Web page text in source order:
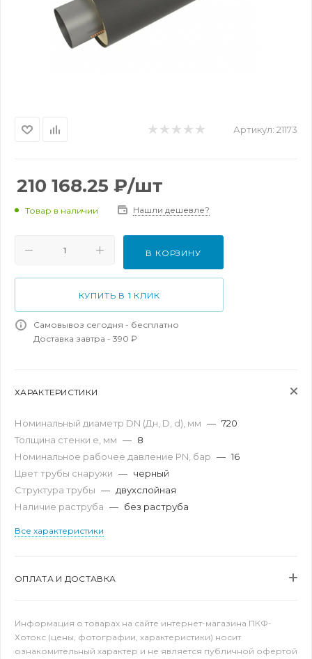
Артикул: 21173
210 168.25 ₽/шт
Товар в наличии Нашли дешевле?
В КОРЗИНУ
КУПИТЬ В 1 КЛИК
Самовывоз сегодня - бесплатно
Доставка завтра - 390 ₽
ХАРАКТЕРИСТИКИ
Номинальный диаметр DN (Дн, D, d), мм — 720
Толщина стенки e, мм — 8
Номинальное рабочее давление PN, бар — 16
Цвет трубы снаружи — черный
Структура трубы — двухслойная
Наличие раструба — без раструба
Все характеристики
ОПЛАТА И ДОСТАВКА
Информация о товарах на сайте интернет-магазина ПКФ-
Хотокс (цены, фотографии, характеристики) носит
ознакомительный характер и не является публичной офертой